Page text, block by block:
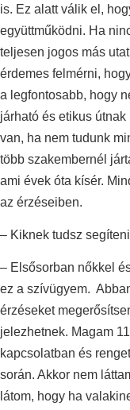
is. Ez alatt válik el,
együttműködni. Ha
teljesen jogos más
érdemes felmérni,
a legfontosabb, hogy
járható és etikus
van, ha nem tudunk
több szakembernél
ami évek óta kísér.
az érzéseiben.
– Kiknek tudsz
– Elsősorban nőkkel
ez a szívügyem.
érzéseket
jelezhetnek. Magam
kapcsolatban és
során. Akkor nem
látom, hogy ha